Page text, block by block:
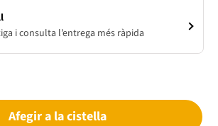
i consulta l’entrega més ràpida
Afegir a la cistella